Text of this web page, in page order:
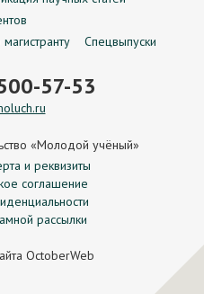
Спецвыпуски
57-53
«Молодой учёный»
и реквизиты
соглашение
рассылки
OctoberWeb